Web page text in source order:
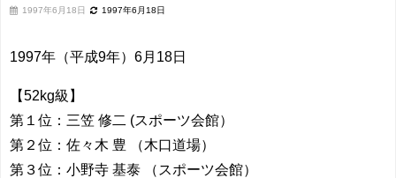
1997年6月18日 1997年6月18日
1997年（平成9年）6月18日
【52kg級】
第１位：三笠 修二 (スポーツ会館）
第２位：佐々木 豊 （木口道場）
第３位：小野寺 基泰 （スポーツ会館）